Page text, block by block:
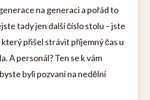
na generaci a pořád to
tady jen další číslo stolu – jste
přišel strávit příjemný čas u
A personál? Ten se k vám
byli pozvaní na nedělní